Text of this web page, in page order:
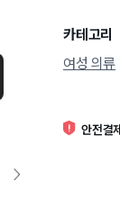
카테고리
여성 의류
안전결제